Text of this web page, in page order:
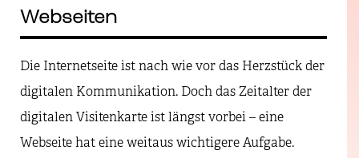
Webseiten
Die Internetseite ist nach wie vor das Herzstück der
digitalen Kommunikation. Doch das Zeitalter der
digitalen Visitenkarte ist längst vorbei – eine
Webseite hat eine weitaus wichtigere Aufgabe.